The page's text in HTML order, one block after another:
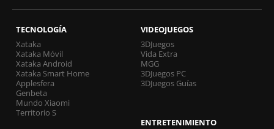
TECNOLOGÍA
Xataka
Xataka Móvil
Xataka Android
Xataka Smart Home
Applesfera
Genbeta
Mundo Xiaomi
Territorio S
VIDEOJUEGOS
3DJuegos
Vida Extra
MGG
3DJuegos PC
3DJuegos Guías
ENTRETENIMIENTO